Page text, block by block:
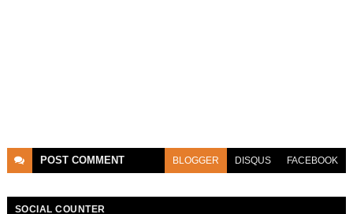
POST COMMENT BLOGGER DISQUS FACEBOOK
SOCIAL COUNTER